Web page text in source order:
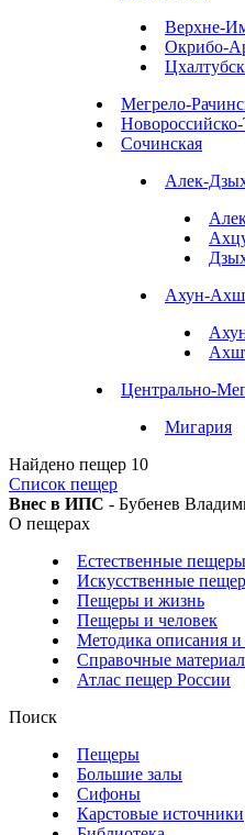
Верхне-
Окрибо-
Мегрело-
Сочинская
Алек-
Ахун-
Центрально-
Мигария
Найдено пещер 10
Список пещер
Внес в ИПС - Бубенев
О пещерах
Естественные пещеры
Искусственные
Пещеры и жизнь
Пещеры и человек
Методика описания и
Справочные
Атлас пещер России
Поиск
Пещеры
Большие залы
Сифоны
Карстовые источники